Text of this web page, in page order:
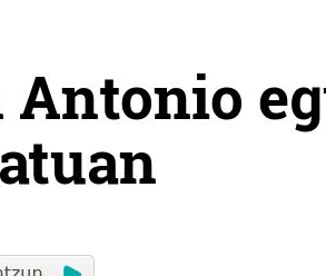
Antonio